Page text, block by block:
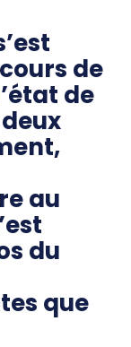
de
de
au
du
que